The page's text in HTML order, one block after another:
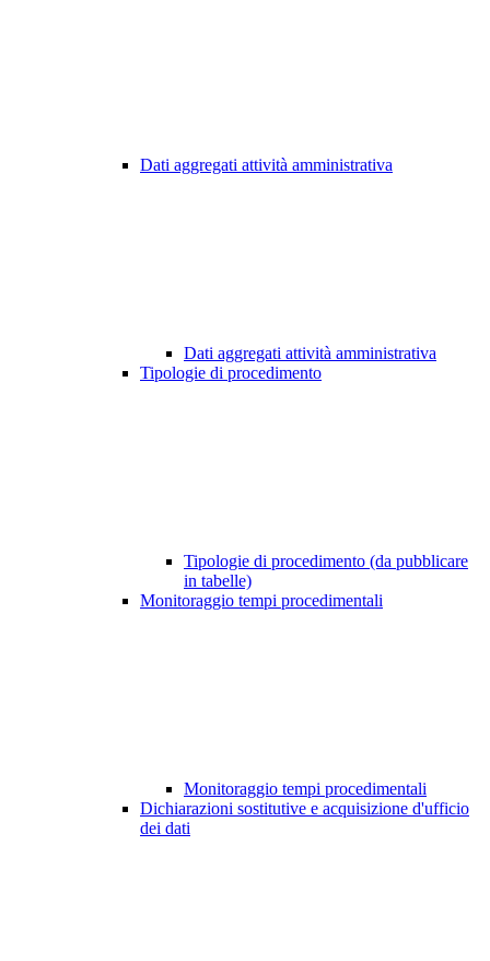
Dati aggregati attività amministrativa
Dati aggregati attività amministrativa
Tipologie di procedimento
Tipologie di procedimento (da pubblicare
in tabelle)
Monitoraggio tempi procedimentali
Monitoraggio tempi procedimentali
Dichiarazioni sostitutive e acquisizione d'ufficio
dei dati